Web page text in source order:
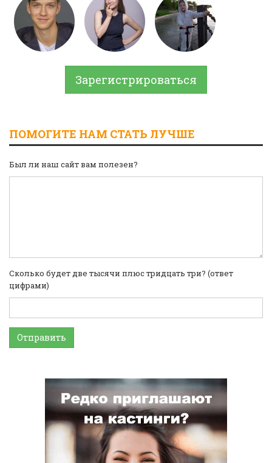
Зарегистрироваться
ПОМОГИТЕ НАМ СТАТЬ ЛУЧШЕ
Был ли наш сайт вам полезен?
Сколько будет две тысячи плюс тридцать три? (ответ
цифрами)
Отправить